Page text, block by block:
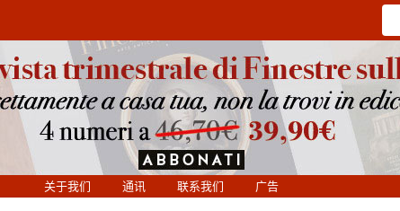
关于我们 通讯 联系我们 广告